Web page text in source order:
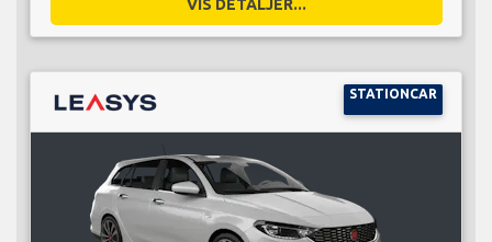
VIS DETALJER...
STATIONCAR